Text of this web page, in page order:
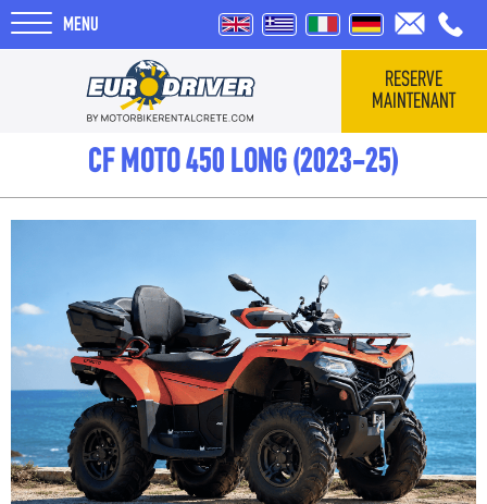
MENU
RESERVE
MAINTENANT
VÉHICULES
COMMENTAIRES
TOURS
BLOG
CF MOTO 450 LONG (2023-25)